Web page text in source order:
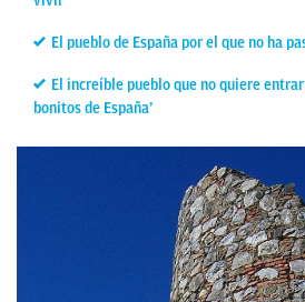
El pueblo de España por el que no ha
El increíble pueblo que no quiere
bonitos de España’